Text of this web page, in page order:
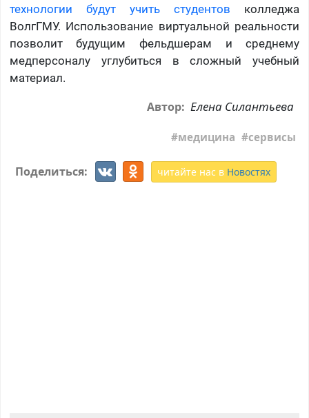
технологии будут учить студентов колледжа
ВолгГМУ. Использование виртуальной реальности
позволит будущим фельдшерам и среднему
медперсоналу углубиться в сложный учебный
материал.
Автор: Елена Силантьева
медицина сервисы
Поделиться: читайте нас в Новостях